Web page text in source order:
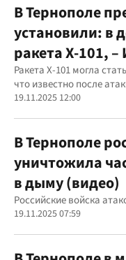
В Тернополе
установили: в
ракета Х-101, –
Ракета Х-101 могла
что известно после
19.11.2025 12:00
В Тернополе
уничтожила
в дыму (видео)
Российские войска
19.11.2025 07:59